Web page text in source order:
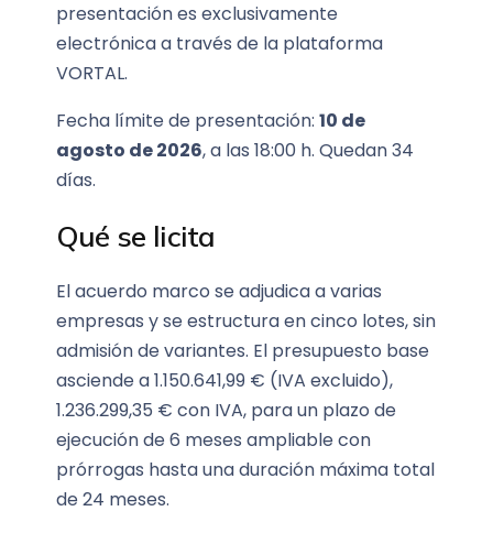
presentación es exclusivamente
electrónica a través de la plataforma
VORTAL.
Fecha límite de presentación: 10 de
agosto de 2026, a las 18:00 h. Quedan 34
días.
Qué se licita
El acuerdo marco se adjudica a varias
empresas y se estructura en cinco lotes, sin
admisión de variantes. El presupuesto base
asciende a 1.150.641,99 € (IVA excluido),
1.236.299,35 € con IVA, para un plazo de
ejecución de 6 meses ampliable con
prórrogas hasta una duración máxima total
de 24 meses.